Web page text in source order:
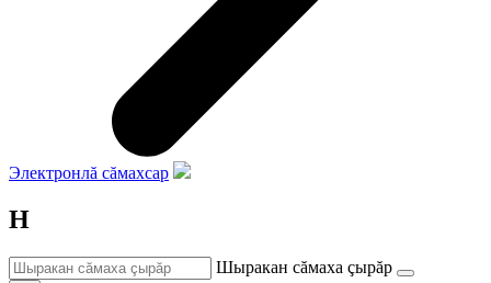
Электронлă сăмахсар
Н
Шыракан сăмаха çырăр